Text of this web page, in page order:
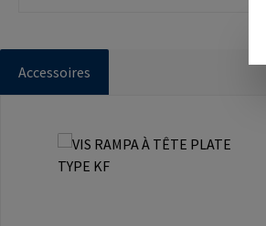
Accessoires